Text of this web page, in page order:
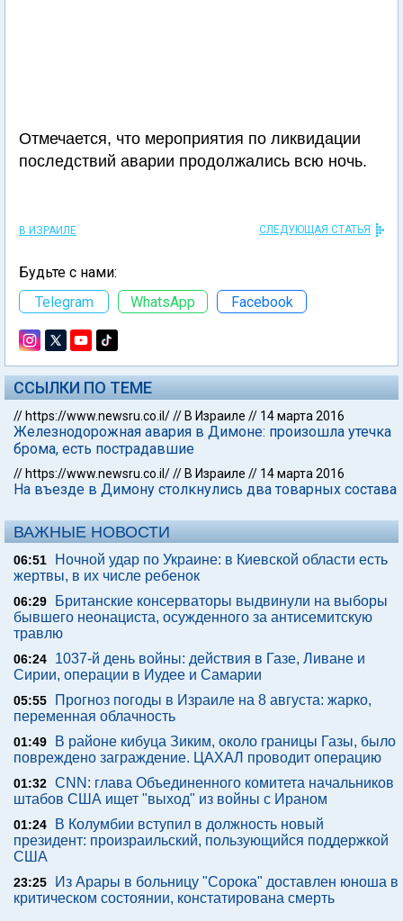
Отмечается, что мероприятия по ликвидации
последствий аварии продолжались всю ночь.
В ИЗРАИЛЕ СЛЕДУЮЩАЯ СТАТЬЯ
Будьте с нами:
Telegram
WhatsApp Facebook
ССЫЛКИ ПО ТЕМЕ
// https://www.newsru.co.il/// В Израиле // 14 марта 2016
Железнодорожная авария в Димоне: произошла утечка
брома, есть пострадавшие
// https://www.newsru.co.il/// В Израиле // 14 марта 2016
На въезде в Димону столкнулись два товарных состава
ВАЖНЫЕ НОВОСТИ
06:51
Ночной удар по Украине: в Киевской области есть
жертвы, в их числе ребенок
06:29
Британские консерваторы выдвинули на выборы
бывшего неонациста, осужденного за антисемитскую
травлю
06:24
1037-й день войны: действия в Газе, Ливане и
Сирии, операции в Иудее и Самарии
05:55
Прогноз погоды в Израиле на 8 августа: жарко,
переменная облачность
01:49
В районе кибуца Зиким, около границы Газы, было
повреждено заграждение. ЦАХАЛ проводит операцию
01:32 CNN: глава Объединенного комитета начальников
штабов США ищет "выход" из войны с Ираном
01:24
В Колумбии вступил в должность новый
президент: произраильский, пользующийся поддержкой
США
23:25
Из Арары в больницу "Сорока" доставлен юноша в
критическом состоянии, констатирована смерть